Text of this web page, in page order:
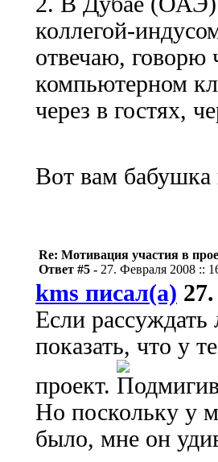
коллегой-
отвечаю, говорю
компьютерном
через в гостях,
Вот вам
Re: Мотивация участия в
Ответ #5 - 27. Февраля 2008 ::
kms писал(а)
Если
показать, что у
проект.
Но поскольку у
было, мне он